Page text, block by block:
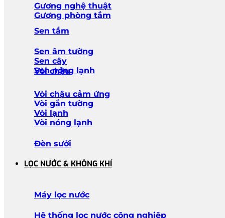
Gương nghệ thuật
Gương phòng tắm
Sen tắm
Sen âm tường
Sen cây
Sen nóng lạnh
Vòi chậu
Vòi chậu cảm ứng
Vòi gắn tường
Vòi lạnh
Vòi nóng lạnh
Đèn sưởi
LỌC NƯỚC & KHÔNG KHÍ
Máy lọc nước
Hệ thống lọc nước công nghiệp